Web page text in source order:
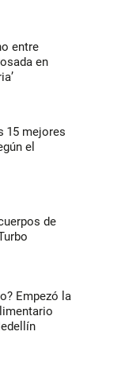
entre
en
15 mejores
el
de
Empezó la